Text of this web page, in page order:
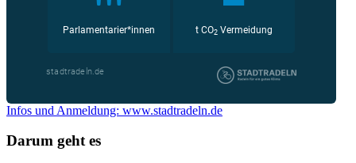
Infos und Anmeldung: www.stadtradeln.de
Darum geht es